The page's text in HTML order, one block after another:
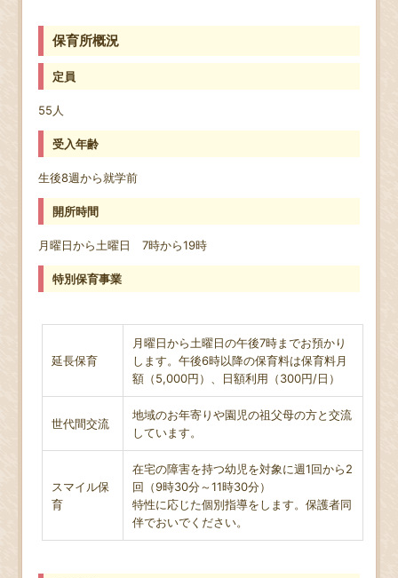
保育所概況
定員
55人
受入年齢
生後8週から就学前
開所時間
月曜日から土曜日 7時から19時
特別保育事業
延長保育
月曜日から土曜日の午後7時までお預かり
します。午後6時以降の保育料は保育料月
額（5,000円）、日額利用（300円/日）
世代間交流
地域のお年寄りや園児の祖父母の方と交流
しています。
スマイル保
育
在宅の障害を持つ幼児を対象に週1回から2
回（9時30分～11時30分）
特性に応じた個別指導をします。保護者同
伴でおいでください。